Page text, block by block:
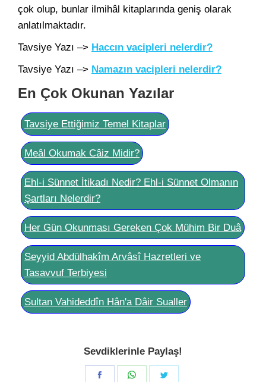
çok olup, bunlar ilmihâl kitaplarında geniş olarak
anlatılmaktadır.
Tavsiye Yazı –> Haccın vacipleri nelerdir?
Tavsiye Yazı –> Namazın vacipleri nelerdir?
En Çok Okunan Yazılar
Tavsiye Ettiğimiz Temel Kitaplar
Meâl Okumak Câiz Midir?
Ehl-i Sünnet İtikadı Nedir? Ehl-i Sünnet Olmanın
Şartları Nelerdir?
Her Gün Okunması Gereken Çok Mühim Bir Duâ
Seyyid Abdülhakîm Arvâsî Hazretleri ve
Tasavvuf Terbiyesi
Sultan Vahideddîn Hân'a Dâir Sualler
Sevdiklerinle Paylaş!
Share
Share